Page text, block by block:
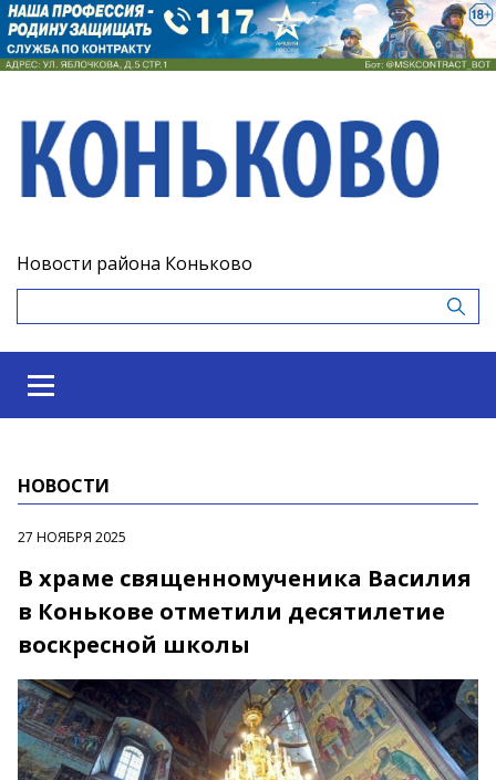
Новости района Коньково
НОВОСТИ
27 НОЯБРЯ 2025
В храме священномученика Василия
в Конькове отметили десятилетие
воскресной школы